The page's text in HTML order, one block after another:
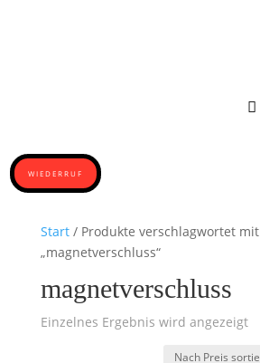
WIEDERRUF
Start/ Produkte verschlagwortet mit
„magnetverschluss“
magnetverschluss
Einzelnes Ergebnis wird angezeigt